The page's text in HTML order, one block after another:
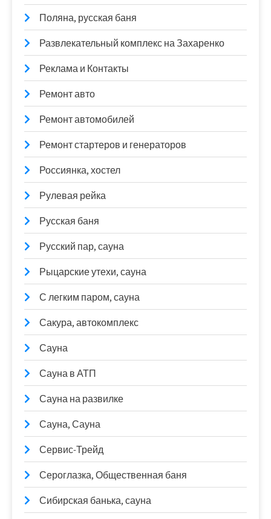
Поляна, русская баня
Развлекательный комплекс на Захаренко
Реклама и Контакты
Ремонт авто
Ремонт автомобилей
Ремонт стартеров и генераторов
Россиянка, хостел
Рулевая рейка
Русская баня
Русский пар, сауна
Рыцарские утехи, сауна
С легким паром, сауна
Сакура, автокомплекс
Сауна
Сауна в АТП
Сауна на развилке
Сауна, Сауна
Сервис-Трейд
Сероглазка, Общественная баня
Сибирская банька, сауна